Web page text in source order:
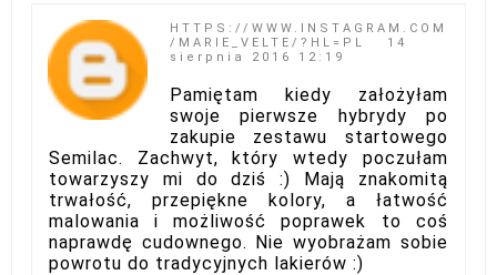
HTTPS://WWW.INSTAGRAM.COM
/MARIE_VELTE/?HL=PL
14
sierpnia 2016 12:19
Pamiętam kiedy założyłam
swoje pierwsze hybrydy po
zakupie zestawu startowego
Semilac. Zachwyt, który wtedy poczułam
towarzyszy mi do dziś :) Mają znakomitą
trwałość, przepiękne kolory, a łatwość
malowania i możliwość poprawek to coś
naprawdę cudownego. Nie wyobrażam sobie
powrotu do tradycyjnych lakierów :)